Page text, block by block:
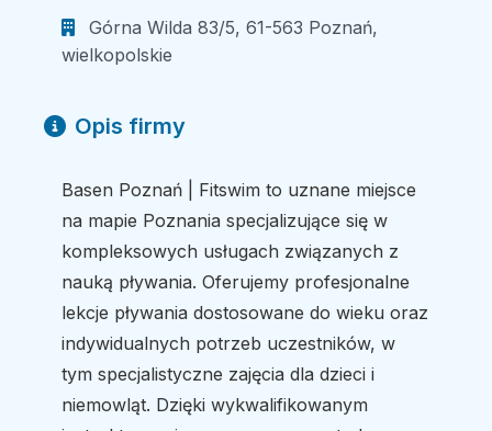
Górna Wilda 83/5, 61-563 Poznań,
wielkopolskie
Opis firmy
Basen Poznań | Fitswim to uznane miejsce
na mapie Poznania specjalizujące się w
kompleksowych usługach związanych z
nauką pływania. Oferujemy profesjonalne
lekcje pływania dostosowane do wieku oraz
indywidualnych potrzeb uczestników, w
tym specjalistyczne zajęcia dla dzieci i
niemowląt. Dzięki wykwalifikowanym